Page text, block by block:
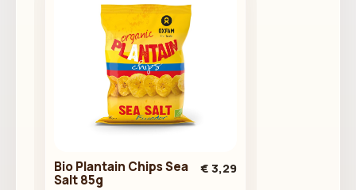
Bio Plantain Chips Sea
Salt 85g
€ 3,29